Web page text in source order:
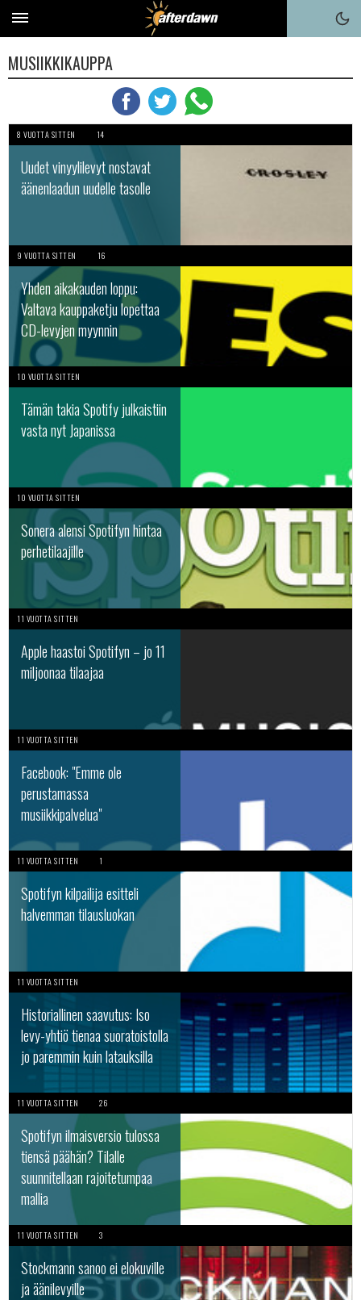
MUSIIKKIKAUPPA
8 VUOTTA SITTEN 14
Uudet vinyylilevyt nostavat
äänenlaadun uudelle tasolle
9 VUOTTA SITTEN 16
Yhden aikakauden loppu:
Valtava kauppaketju lopettaa
CD-levyjen myynnin
10 VUOTTA SITTEN
Tämän takia Spotify julkaistiin
vasta nyt Japanissa
10 VUOTTA SITTEN
Sonera alensi Spotifyn hintaa
perhetilaajille
11 VUOTTA SITTEN
Apple haastoi Spotifyn – jo 11
miljoonaa tilaajaa
11 VUOTTA SITTEN
Facebook: "Emme ole
perustamassa
musiikkipalvelua"
11 VUOTTA SITTEN 1
Spotifyn kilpailija esitteli
halvemman tilausluokan
11 VUOTTA SITTEN
Historiallinen saavutus: Iso
levy-yhtiö tienaa suoratoistolla
jo paremmin kuin latauksilla
11 VUOTTA SITTEN 26
Spotifyn ilmaisversio tulossa
tiensä päähän? Tilalle
suunnitellaan rajoitetumpaa
mallia
11 VUOTTA SITTEN 3
Stockmann sanoo ei elokuville
ja äänilevyille